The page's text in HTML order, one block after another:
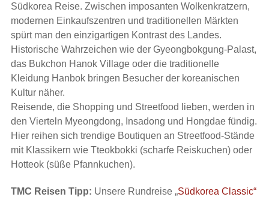
Südkorea Reise. Zwischen imposanten Wolkenkratzern,
modernen Einkaufszentren und traditionellen Märkten
spürt man den einzigartigen Kontrast des Landes.
Historische Wahrzeichen wie der Gyeongbokgung-Palast,
das Bukchon Hanok Village oder die traditionelle
Kleidung Hanbok bringen Besucher der koreanischen
Kultur näher.
Reisende, die Shopping und Streetfood lieben, werden in
den Vierteln Myeongdong, Insadong und Hongdae fündig.
Hier reihen sich trendige Boutiquen an Streetfood-Stände
mit Klassikern wie Tteokbokki (scharfe Reiskuchen) oder
Hotteok (süße Pfannkuchen).
TMC Reisen Tipp: Unsere Rundreise „Südkorea Classic“